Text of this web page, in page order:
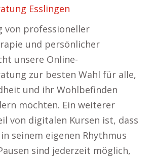
Esslingen
von professioneller
und persönlicher
unsere Online-
zur besten Wahl für alle,
und ihr Wohlbefinden
möchten. Ein weiterer
von digitalen Kursen ist, dass
seinem eigenen Rhythmus
sind jederzeit möglich,